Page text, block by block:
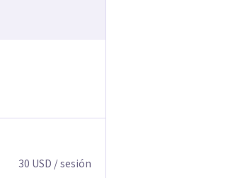
30 USD / sesión